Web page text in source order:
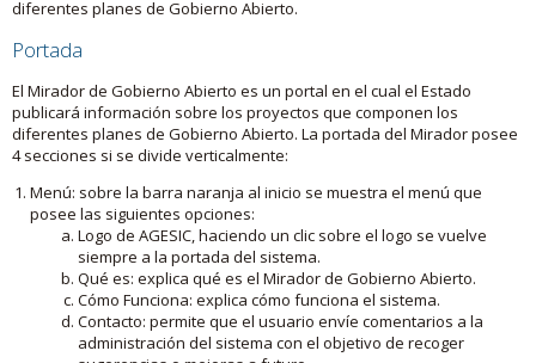
diferentes planes de Gobierno Abierto.
Portada
El Mirador de Gobierno Abierto es un portal en el cual el Estado
publicará información sobre los proyectos que componen los
diferentes planes de Gobierno Abierto. La portada del Mirador posee
4 secciones si se divide verticalmente:
Menú: sobre la barra naranja al inicio se muestra el menú que
posee las siguientes opciones:
Logo de AGESIC, haciendo un clic sobre el logo se vuelve
siempre a la portada del sistema.
Qué es: explica qué es el Mirador de Gobierno Abierto.
Cómo Funciona: explica cómo funciona el sistema.
Contacto: permite que el usuario envíe comentarios a la
administración del sistema con el objetivo de recoger